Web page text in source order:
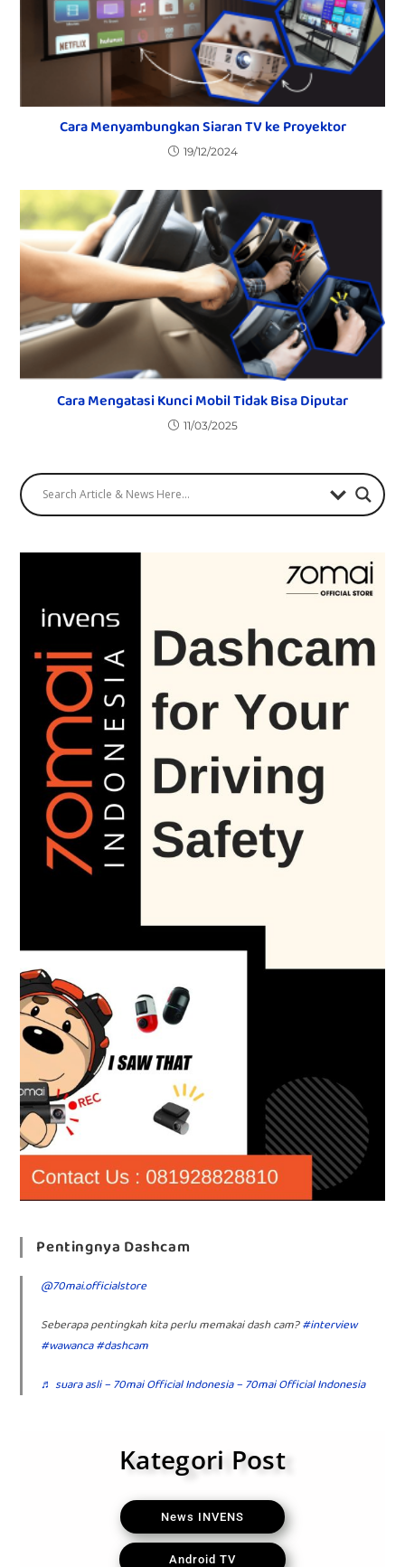
Cara Menyambungkan Siaran TV ke Proyektor
19/12/2024
Cara Mengatasi Kunci Mobil Tidak Bisa Diputar
11/03/2025
Pentingnya Dashcam
@70mai.officialstore
Seberapa pentingkah kita perlu memakai dash cam?#interview
#wawanca#dashcam
♬ suara asli – 70mai Official Indonesia – 70mai Official Indonesia
Kategori Post
News INVENS
Android TV